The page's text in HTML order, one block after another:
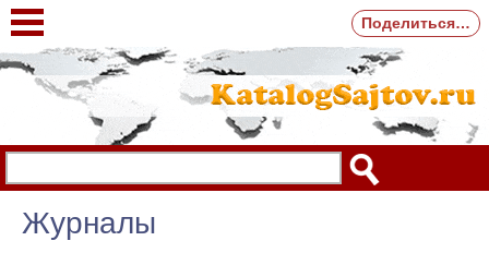
Журналы
Поделиться…